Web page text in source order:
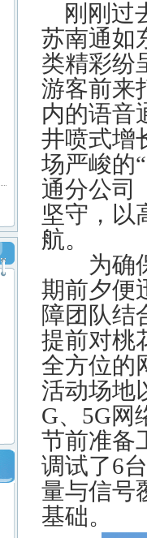
刚刚过
苏南通如
类精彩纷
游客前来
内的语音
井喷式增
场严峻的
通分公司
坚守，以
航。
为确保
期前夕便
障团队结
提前对桃
全方位的
活动场地
G、5G网
节前准备
调试了6
量与信号
基础。